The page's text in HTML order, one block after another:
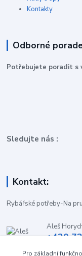
Kontakty
Odborné
Potřebujete poradit s
Sledujte nás :
Kontakt:
Rybářské potřeby-Na
Aleš
+420
Pro základní